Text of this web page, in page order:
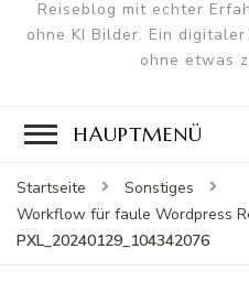
Reiseblog mit echter
ohne KI Bilder. Ein
ohne etwas
HAUPTMENÜ
Startseite
Sonstiges
Workflow für faule Wordpress
PXL_20240129_104342076